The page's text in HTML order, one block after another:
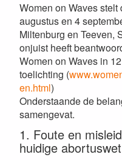
Women on Waves
augustus en 4
Miltenburg en Teeven,
onjuist heeft
Women on Waves in
toelichting (
en.html)
Onderstaande de
samengevat.
1. Foute en
huidige